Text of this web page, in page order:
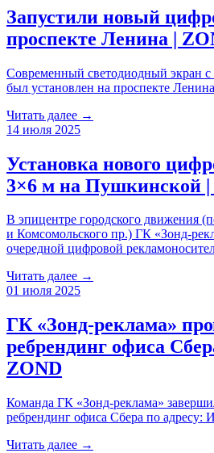
Запустили новый
проспекте Ленина |
Современный светодиодный экран
был установлен на проспекте
Читать далее →
14 июля 2025
Установка нового
3×6 м на Пушкинской
В эпицентре городского движения
и Комсомольского пр.) ГК «Зонд-
очередной цифровой
Читать далее →
01 июля 2025
ГК «Зонд-реклама»
ребрендинг офиса
ZOND
Команда ГК «Зонд-реклама»
ребрендинг офиса Сбера по адресу:
Читать далее →